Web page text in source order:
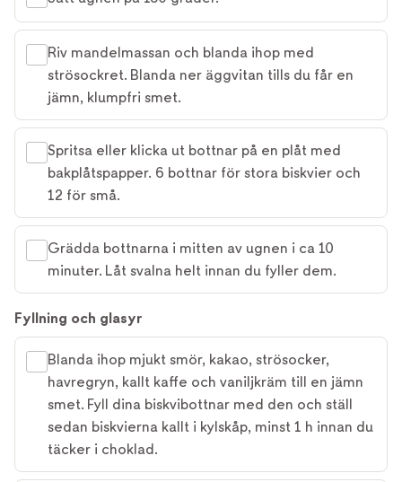
Riv mandelmassan och blanda ihop med
strösockret. Blanda ner äggvitan tills du får en
jämn, klumpfri smet.
Spritsa eller klicka ut bottnar på en plåt med
bakplåtspapper. 6 bottnar för stora biskvier och
12 för små.
Grädda bottnarna i mitten av ugnen i ca 10
minuter. Låt svalna helt innan du fyller dem.
Fyllning och glasyr
Blanda ihop mjukt smör, kakao, strösocker,
havregryn, kallt kaffe och vaniljkräm till en jämn
smet. Fyll dina biskvibottnar med den och ställ
sedan biskvierna kallt i kylskåp, minst 1 h innan du
täcker i choklad.